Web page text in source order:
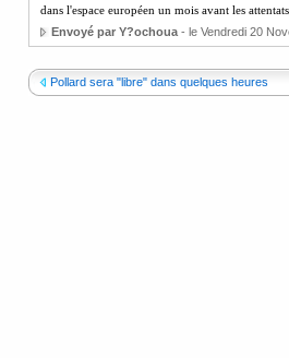
dans l'espace européen un mois avant les attentats.
Envoyé par Y?ochoua- le Vendredi 20
Pollard sera "libre" dans quelques heures